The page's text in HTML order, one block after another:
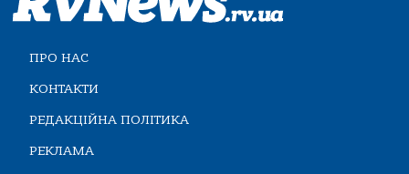
ПРО НАС
КОНТАКТИ
РЕДАКЦІЙНА ПОЛІТИКА
РЕКЛАМА